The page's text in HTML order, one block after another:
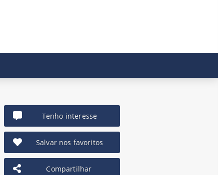
Tenho interesse
Salvar nos favoritos
Compartilhar